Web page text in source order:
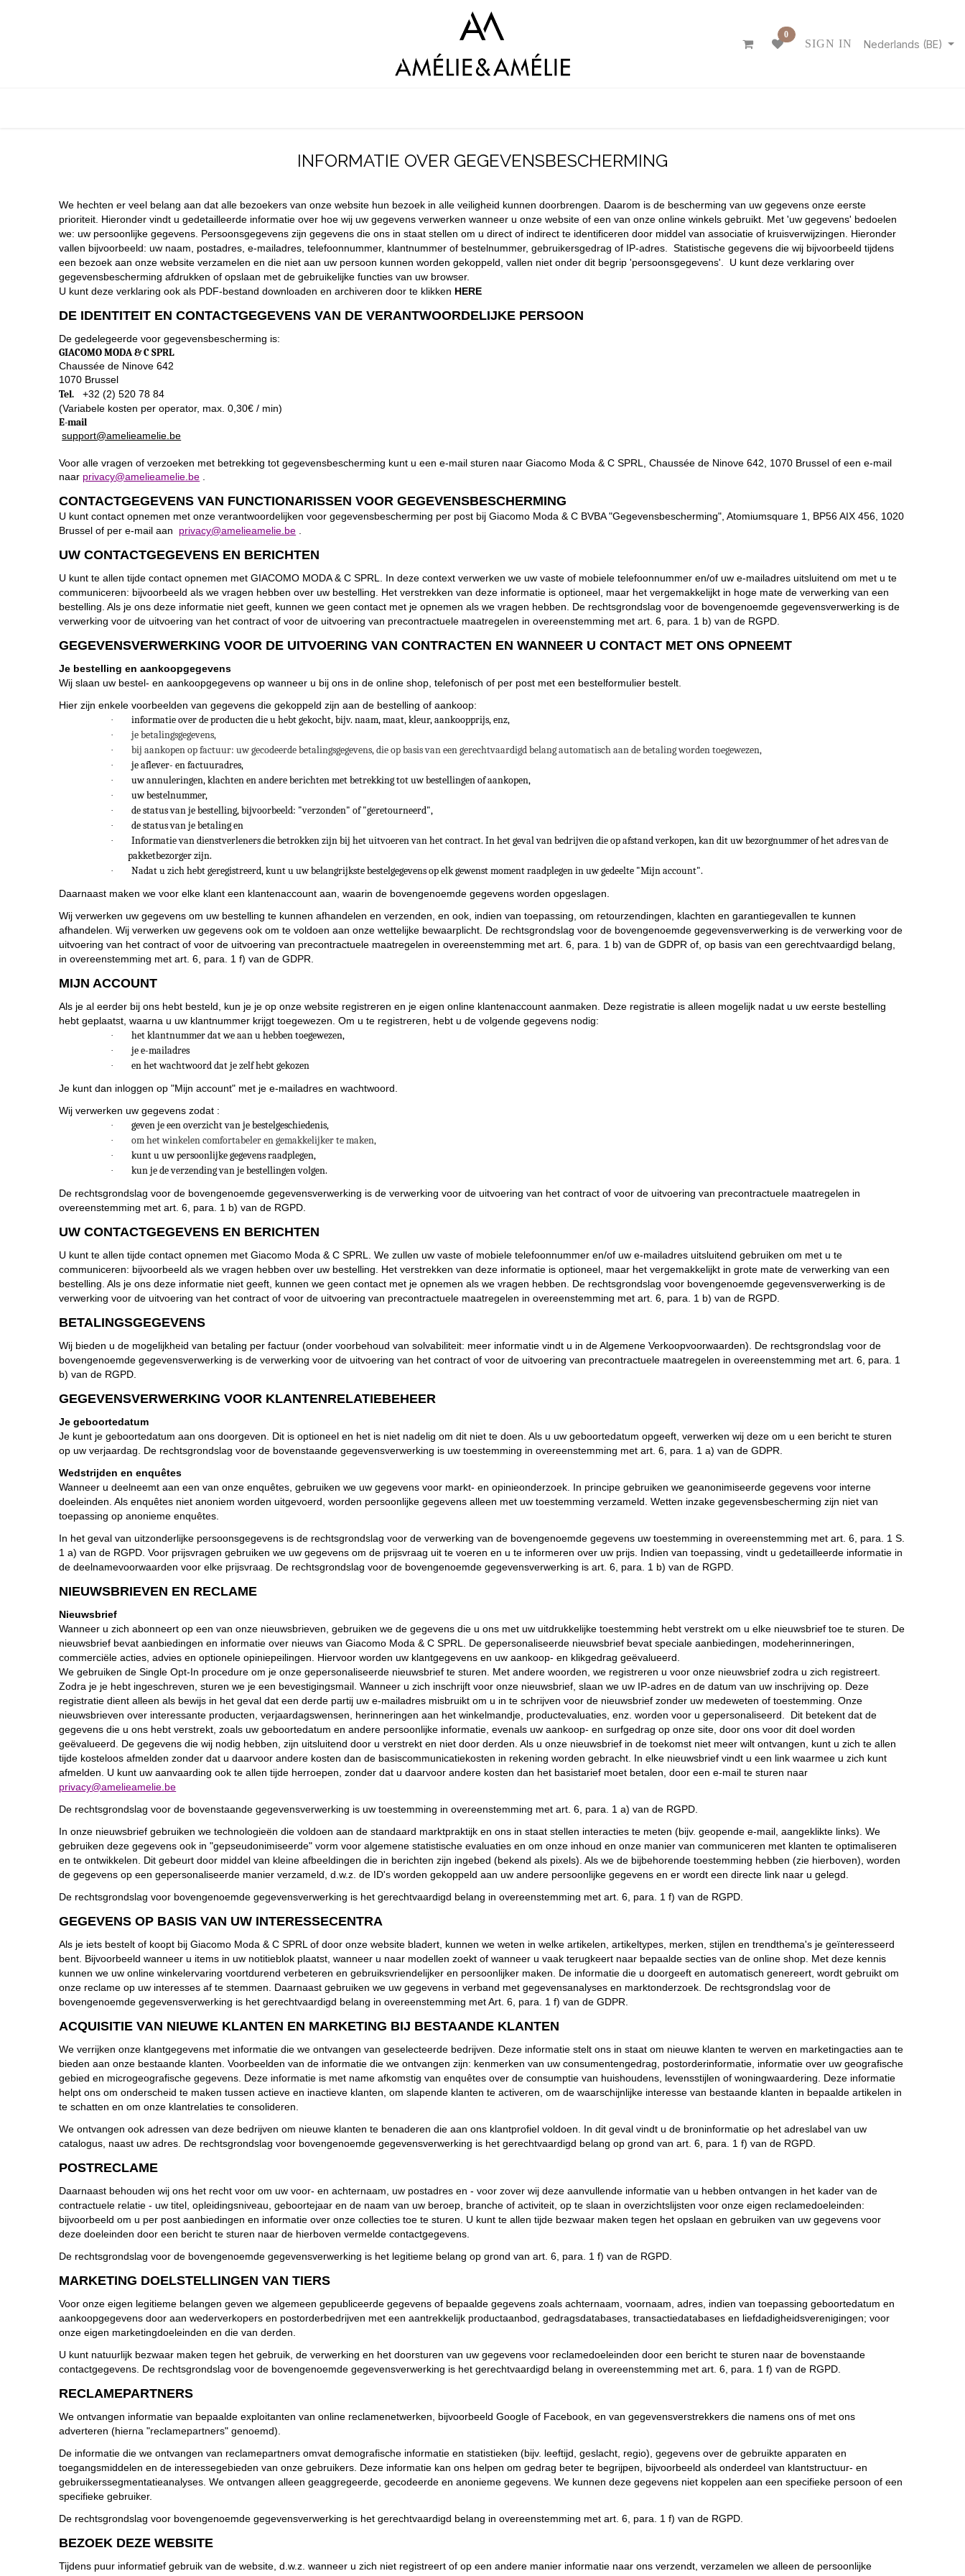
0
SIGN IN Nederlands (BE)
INFORMATIE OVER GEGEVENSBESCHERMING
We hechten er veel belang aan dat alle bezoekers van onze website hun bezoek in alle veiligheid kunnen doorbrengen. Daarom is de bescherming van uw gegevens onze eerste
prioriteit. Hieronder vindt u gedetailleerde informatie over hoe wij uw gegevens verwerken wanneer u onze website of een van onze online winkels gebruikt. Met 'uw gegevens' bedoelen
we: uw persoonlijke gegevens. Persoonsgegevens zijn gegevens die ons in staat stellen om u direct of indirect te identificeren door middel van associatie of kruisverwijzingen. Hieronder
vallen bijvoorbeeld: uw naam, postadres, e-mailadres, telefoonnummer, klantnummer of bestelnummer, gebruikersgedrag of IP-adres. Statistische gegevens die wij bijvoorbeeld tijdens
een bezoek aan onze website verzamelen en die niet aan uw persoon kunnen worden gekoppeld, vallen niet onder dit begrip 'persoonsgegevens'. U kunt deze verklaring over
gegevensbescherming afdrukken of opslaan met de gebruikelijke functies van uw browser.
U kunt deze verklaring ook als PDF-bestand downloaden en archiveren door te klikken HERE
DE IDENTITEIT EN CONTACTGEGEVENS VAN DE VERANTWOORDELIJKE PERSOON
De gedelegeerde voor gegevensbescherming is:
GIACOMO MODA & C SPRL
Chaussée de Ninove 642
1070 Brussel
Tel.
+32 (2) 520 78 84
(Variabele kosten per operator, max. 0,30€ / min)
E-mail
support@amelieamelie.be
Voor alle vragen of verzoeken met betrekking tot gegevensbescherming kunt u een e-mail sturen naar Giacomo Moda & C SPRL, Chaussée de Ninove 642, 1070 Brussel of een e-mail
naar privacy@amelieamelie.be
CONTACTGEGEVENS VAN FUNCTIONARISSEN VOOR GEGEVENSBESCHERMING
U kunt contact opnemen met onze verantwoordelijken voor gegevensbescherming per post bij Giacomo Moda & C BVBA "Gegevensbescherming", Atomiumsquare 1, BP56 AIX 456, 1020
Brussel of per e-mail aan
privacy@amelieamelie.be
UW CONTACTGEGEVENS EN BERICHTEN
U kunt te allen tijde contact opnemen met GIACOMO MODA & C SPRL. In deze context verwerken we uw vaste of mobiele telefoonnummer en/of uw e-mailadres uitsluitend om met u te
communiceren: bijvoorbeeld als we vragen hebben over uw bestelling. Het verstrekken van deze informatie is optioneel, maar het vergemakkelijkt in hoge mate de verwerking van een
bestelling. Als je ons deze informatie niet geeft, kunnen we geen contact met je opnemen als we vragen hebben. De rechtsgrondslag voor de bovengenoemde gegevensverwerking is de
verwerking voor de uitvoering van het contract of voor de uitvoering van precontractuele maatregelen in overeenstemming met art. 6, para. 1 b) van de RGPD.
GEGEVENSVERWERKING VOOR DE UITVOERING VAN CONTRACTEN EN WANNEER U CONTACT MET ONS OPNEEMT
Je bestelling en aankoopgegevens
Wij slaan uw bestel- en aankoopgegevens op wanneer u bij ons in de online shop, telefonisch of per post met een bestelformulier bestelt.
Hier zijn enkele voorbeelden van gegevens die gekoppeld zijn aan de bestelling of aankoop:
· informatie over de producten die u hebt gekocht, bijv. naam, maat, kleur, aankoopprijs, enz,
· je betalingsgegevens,
· bij aankopen op factuur: uw gecodeerde betalingsgegevens, die op basis van een gerechtvaardigd belang automatisch aan de betaling worden toegewezen,
· je aflever- en factuuradres,
· uw annuleringen, klachten en andere berichten met betrekking tot uw bestellingen of aankopen,
· uw bestelnummer,
· de status van je bestelling, bijvoorbeeld: "verzonden" of "geretourneerd",
· de status van je betaling en
·
Informatie van dienstverleners die betrokken zijn bij het uitvoeren van het contract. In het geval van bedrijven die op afstand verkopen, kan dit uw bezorgnummer of het adres van de
pakketbezorger zijn.
· Nadat u zich hebt geregistreerd, kunt u uw belangrijkste bestelgegevens op elk gewenst moment raadplegen in uw gedeelte "Mijn account".
Daarnaast maken we voor elke klant een klantenaccount aan, waarin de bovengenoemde gegevens worden opgeslagen.
Wij verwerken uw gegevens om uw bestelling te kunnen afhandelen en verzenden, en ook, indien van toepassing, om retourzendingen, klachten en garantiegevallen te kunnen
afhandelen. Wij verwerken uw gegevens ook om te voldoen aan onze wettelijke bewaarplicht. De rechtsgrondslag voor de bovengenoemde gegevensverwerking is de verwerking voor de
uitvoering van het contract of voor de uitvoering van precontractuele maatregelen in overeenstemming met art. 6, para. 1 b) van de GDPR of, op basis van een gerechtvaardigd belang,
in overeenstemming met art. 6, para. 1 f) van de GDPR.
MIJN ACCOUNT
Als je al eerder bij ons hebt besteld, kun je je op onze website registreren en je eigen online klantenaccount aanmaken. Deze registratie is alleen mogelijk nadat u uw eerste bestelling
hebt geplaatst, waarna u uw klantnummer krijgt toegewezen. Om u te registreren, hebt u de volgende gegevens nodig:
· het klantnummer dat we aan u hebben toegewezen,
· je e-mailadres
· en het wachtwoord dat je zelf hebt gekozen
Je kunt dan inloggen op "Mijn account" met je e-mailadres en wachtwoord.
Wij verwerken uw gegevens zodat :
· geven je een overzicht van je bestelgeschiedenis,
· om het winkelen comfortabeler en gemakkelijker te maken,
· kunt u uw persoonlijke gegevens raadplegen,
· kun je de verzending van je bestellingen volgen.
De rechtsgrondslag voor de bovengenoemde gegevensverwerking is de verwerking voor de uitvoering van het contract of voor de uitvoering van precontractuele maatregelen in
overeenstemming met art. 6, para. 1 b) van de RGPD.
UW CONTACTGEGEVENS EN BERICHTEN
U kunt te allen tijde contact opnemen met Giacomo Moda & C SPRL. We zullen uw vaste of mobiele telefoonnummer en/of uw e-mailadres uitsluitend gebruiken om met u te
communiceren: bijvoorbeeld als we vragen hebben over uw bestelling. Het verstrekken van deze informatie is optioneel, maar het vergemakkelijkt in grote mate de verwerking van een
bestelling. Als je ons deze informatie niet geeft, kunnen we geen contact met je opnemen als we vragen hebben. De rechtsgrondslag voor bovengenoemde gegevensverwerking is de
verwerking voor de uitvoering van het contract of voor de uitvoering van precontractuele maatregelen in overeenstemming met art. 6, para. 1 b) van de RGPD.
BETALINGSGEGEVENS
Wij bieden u de mogelijkheid van betaling per factuur (onder voorbehoud van solvabiliteit: meer informatie vindt u in de Algemene Verkoopvoorwaarden). De rechtsgrondslag voor de
bovengenoemde gegevensverwerking is de verwerking voor de uitvoering van het contract of voor de uitvoering van precontractuele maatregelen in overeenstemming met art. 6, para. 1
b) van de RGPD.
GEGEVENSVERWERKING VOOR KLANTENRELATIEBEHEER
Je geboortedatum
Je kunt je geboortedatum aan ons doorgeven. Dit is optioneel en het is niet nadelig om dit niet te doen. Als u uw geboortedatum opgeeft, verwerken wij deze om u een bericht te sturen
op uw verjaardag. De rechtsgrondslag voor de bovenstaande gegevensverwerking is uw toestemming in overeenstemming met art. 6, para. 1 a) van de GDPR.
Wedstrijden en enquêtes
Wanneer u deelneemt aan een van onze enquêtes, gebruiken we uw gegevens voor markt- en opinieonderzoek. In principe gebruiken we geanonimiseerde gegevens voor interne
doeleinden. Als enquêtes niet anoniem worden uitgevoerd, worden persoonlijke gegevens alleen met uw toestemming verzameld. Wetten inzake gegevensbescherming zijn niet van
toepassing op anonieme enquêtes.
In het geval van uitzonderlijke persoonsgegevens is de rechtsgrondslag voor de verwerking van de bovengenoemde gegevens uw toestemming in overeenstemming met art. 6, para. 1 S.
1 a) van de RGPD. Voor prijsvragen gebruiken we uw gegevens om de prijsvraag uit te voeren en u te informeren over uw prijs. Indien van toepassing, vindt u gedetailleerde informatie in
de deelnamevoorwaarden voor elke prijsvraag. De rechtsgrondslag voor de bovengenoemde gegevensverwerking is art. 6, para. 1 b) van de RGPD.
NIEUWSBRIEVEN EN RECLAME
Nieuwsbrief
Wanneer u zich abonneert op een van onze nieuwsbrieven, gebruiken we de gegevens die u ons met uw uitdrukkelijke toestemming hebt verstrekt om u elke nieuwsbrief toe te sturen. De
nieuwsbrief bevat aanbiedingen en informatie over nieuws van Giacomo Moda & C SPRL. De gepersonaliseerde nieuwsbrief bevat speciale aanbiedingen, modeherinneringen,
commerciële acties, advies en optionele opiniepeilingen. Hiervoor worden uw klantgegevens en uw aankoop- en klikgedrag geëvalueerd.
We gebruiken de Single Opt-In procedure om je onze gepersonaliseerde nieuwsbrief te sturen. Met andere woorden, we registreren u voor onze nieuwsbrief zodra u zich registreert.
Zodra je je hebt ingeschreven, sturen we je een bevestigingsmail. Wanneer u zich inschrijft voor onze nieuwsbrief, slaan we uw IP-adres en de datum van uw inschrijving op. Deze
registratie dient alleen als bewijs in het geval dat een derde partij uw e-mailadres misbruikt om u in te schrijven voor de nieuwsbrief zonder uw medeweten of toestemming. Onze
nieuwsbrieven over interessante producten, verjaardagswensen, herinneringen aan het winkelmandje, productevaluaties, enz. worden voor u gepersonaliseerd.
Dit betekent dat de
gegevens die u ons hebt verstrekt, zoals uw geboortedatum en andere persoonlijke informatie, evenals uw aankoop- en surfgedrag op onze site, door ons voor dit doel worden
geëvalueerd. De gegevens die wij nodig hebben, zijn uitsluitend door u verstrekt en niet door derden. Als u onze nieuwsbrief in de toekomst niet meer wilt ontvangen, kunt u zich te allen
tijde kosteloos afmelden zonder dat u daarvoor andere kosten dan de basiscommunicatiekosten in rekening worden gebracht. In elke nieuwsbrief vindt u een link waarmee u zich kunt
afmelden. U kunt uw aanvaarding ook te allen tijde herroepen, zonder dat u daarvoor andere kosten dan het basistarief moet betalen, door een e-mail te sturen naar
privacy@amelieamelie.be
De rechtsgrondslag voor de bovenstaande gegevensverwerking is uw toestemming in overeenstemming met art. 6, para. 1 a) van de RGPD.
In onze nieuwsbrief gebruiken we technologieën die voldoen aan de standaard marktpraktijk en ons in staat stellen interacties te meten (bijv. geopende e-mail, aangeklikte links). We
gebruiken deze gegevens ook in "gepseudonimiseerde" vorm voor algemene statistische evaluaties en om onze inhoud en onze manier van communiceren met klanten te optimaliseren
en te ontwikkelen. Dit gebeurt door middel van kleine afbeeldingen die in berichten zijn ingebed (bekend als pixels). Als we de bijbehorende toestemming hebben (zie hierboven), worden
de gegevens op een gepersonaliseerde manier verzameld, d.w.z. de ID's worden gekoppeld aan uw andere persoonlijke gegevens en er wordt een directe link naar u gelegd.
De rechtsgrondslag voor bovengenoemde gegevensverwerking is het gerechtvaardigd belang in overeenstemming met art. 6, para. 1 f) van de RGPD.
GEGEVENS OP BASIS VAN UW INTERESSECENTRA
Als je iets bestelt of koopt bij Giacomo Moda & C SPRL of door onze website bladert, kunnen we weten in welke artikelen, artikeltypes, merken, stijlen en trendthema's je geïnteresseerd
bent. Bijvoorbeeld wanneer u items in uw notitieblok plaatst, wanneer u naar modellen zoekt of wanneer u vaak terugkeert naar bepaalde secties van de online shop. Met deze kennis
kunnen we uw online winkelervaring voortdurend verbeteren en gebruiksvriendelijker en persoonlijker maken. De informatie die u doorgeeft en automatisch genereert, wordt gebruikt om
onze reclame op uw interesses af te stemmen. Daarnaast gebruiken we uw gegevens in verband met gegevensanalyses en marktonderzoek. De rechtsgrondslag voor de
bovengenoemde gegevensverwerking is het gerechtvaardigd belang in overeenstemming met Art. 6, para. 1 f) van de GDPR.
ACQUISITIE VAN NIEUWE KLANTEN EN MARKETING BIJ BESTAANDE KLANTEN
We verrijken onze klantgegevens met informatie die we ontvangen van geselecteerde bedrijven. Deze informatie stelt ons in staat om nieuwe klanten te werven en marketingacties aan te
bieden aan onze bestaande klanten. Voorbeelden van de informatie die we ontvangen zijn: kenmerken van uw consumentengedrag, postorderinformatie, informatie over uw geografische
gebied en microgeografische gegevens. Deze informatie is met name afkomstig van enquêtes over de consumptie van huishoudens, levensstijlen of woningwaardering. Deze informatie
helpt ons om onderscheid te maken tussen actieve en inactieve klanten, om slapende klanten te activeren, om de waarschijnlijke interesse van bestaande klanten in bepaalde artikelen in
te schatten en om onze klantrelaties te consolideren.
We ontvangen ook adressen van deze bedrijven om nieuwe klanten te benaderen die aan ons klantprofiel voldoen. In dit geval vindt u de broninformatie op het adreslabel van uw
catalogus, naast uw adres. De rechtsgrondslag voor bovengenoemde gegevensverwerking is het gerechtvaardigd belang op grond van art. 6, para. 1 f) van de RGPD.
POSTRECLAME
Daarnaast behouden wij ons het recht voor om uw voor- en achternaam, uw postadres en - voor zover wij deze aanvullende informatie van u hebben ontvangen in het kader van de
contractuele relatie - uw titel, opleidingsniveau, geboortejaar en de naam van uw beroep, branche of activiteit, op te slaan in overzichtslijsten voor onze eigen reclamedoeleinden:
bijvoorbeeld om u per post aanbiedingen en informatie over onze collecties toe te sturen. U kunt te allen tijde bezwaar maken tegen het opslaan en gebruiken van uw gegevens voor
deze doeleinden door een bericht te sturen naar de hierboven vermelde contactgegevens.
De rechtsgrondslag voor de bovengenoemde gegevensverwerking is het legitieme belang op grond van art. 6, para. 1 f) van de RGPD.
MARKETING DOELSTELLINGEN VAN TIERS
Voor onze eigen legitieme belangen geven we algemeen gepubliceerde gegevens of bepaalde gegevens zoals achternaam, voornaam, adres, indien van toepassing geboortedatum en
aankoopgegevens door aan wederverkopers en postorderbedrijven met een aantrekkelijk productaanbod, gedragsdatabases, transactiedatabases en liefdadigheidsverenigingen; voor
onze eigen marketingdoeleinden en die van derden.
U kunt natuurlijk bezwaar maken tegen het gebruik, de verwerking en het doorsturen van uw gegevens voor reclamedoeleinden door een bericht te sturen naar de bovenstaande
contactgegevens. De rechtsgrondslag voor de bovengenoemde gegevensverwerking is het gerechtvaardigd belang in overeenstemming met art. 6, para. 1 f) van de RGPD.
RECLAMEPARTNERS
We ontvangen informatie van bepaalde exploitanten van online reclamenetwerken, bijvoorbeeld Google of Facebook, en van gegevensverstrekkers die namens ons of met ons
adverteren (hierna "reclamepartners" genoemd).
De informatie die we ontvangen van reclamepartners omvat demografische informatie en statistieken (bijv. leeftijd, geslacht, regio), gegevens over de gebruikte apparaten en
toegangsmiddelen en de interessegebieden van onze gebruikers. Deze informatie kan ons helpen om gedrag beter te begrijpen, bijvoorbeeld als onderdeel van klantstructuur- en
gebruikerssegmentatieanalyses. We ontvangen alleen geaggregeerde, gecodeerde en anonieme gegevens. We kunnen deze gegevens niet koppelen aan een specifieke persoon of een
specifieke gebruiker.
De rechtsgrondslag voor bovengenoemde gegevensverwerking is het gerechtvaardigd belang in overeenstemming met art. 6, para. 1 f) van de RGPD.
BEZOEK DEZE WEBSITE
Tijdens puur informatief gebruik van de website, d.w.z. wanneer u zich niet registreert of op een andere manier informatie naar ons verzendt, verzamelen we alleen de persoonlijke